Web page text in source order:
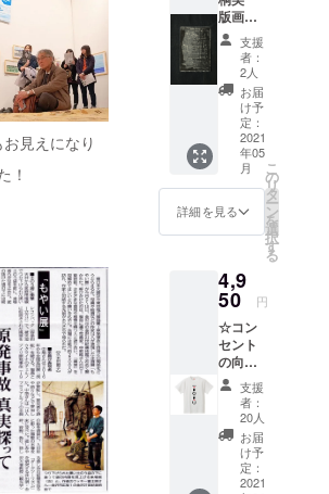
見えになり
！
ださ
い。
くださ
い。掲
示不要
の方
は、そ
の旨ご
記載く
ださい)
版画刷
り和紙
ポスト
カード
（2枚
セッ
ト） ・
サンク
スメー
ル ・会
場エン
トラン
スにて
ご芳名
考欄に
て掲示
用のお
名前を
お知ら
せくだ
さい。
掲示不
要の方
は、そ
の旨ご
記載く
ださい)
支援
者：
2人
お届
け予
定：
2021
年05
月
詳細を見る
こ
の
リ
タ
ー
ン
を
選
択
す
る
4,9
50 円
☆コン
セント
の向こ
う側オ
リジナ
ルTシャ
ツ（白
or黒）
サラッ
とした
支援
者：
20人
お届
け予
定：
2021